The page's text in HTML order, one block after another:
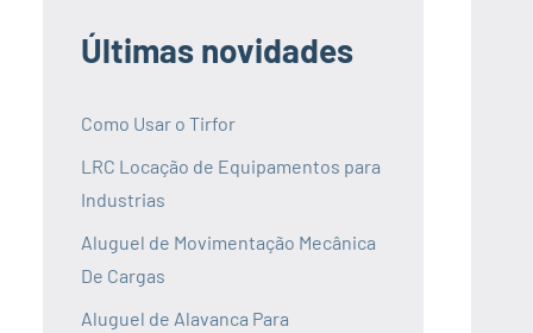
Últimas novidades
Como Usar o Tirfor
LRC Locação de Equipamentos para
Industrias
Aluguel de Movimentação Mecânica
De Cargas
Aluguel de Alavanca Para